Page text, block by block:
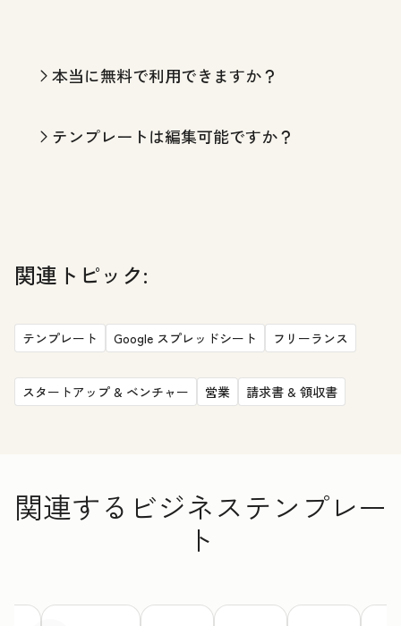
本当に無料で利用できますか？
テンプレートは編集可能ですか？
関連トピック:
テンプレート Google スプレッドシート フリーランス
スタートアップ & ベンチャー 営業 請求書 & 領収書
関連するビジネステンプレー
ト